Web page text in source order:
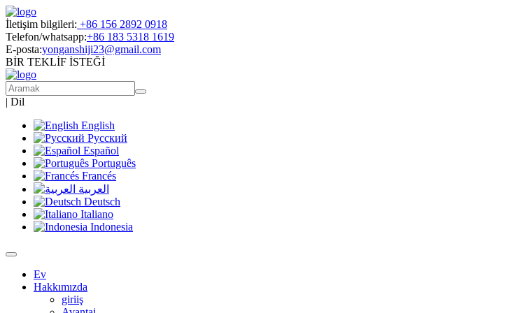
İletişim bilgileri: +86 156 2892 0918
Telefon/whatsapp:+86 183 5318 1619
E-posta:yonganshiji23@gmail.com
BİR TEKLİF İSTEĞİ
| Dil
English
Русский
Español
Português
Francés
العربية
Deutsch
Italiano
Indonesia
Ev
Hakkımızda
giriiş